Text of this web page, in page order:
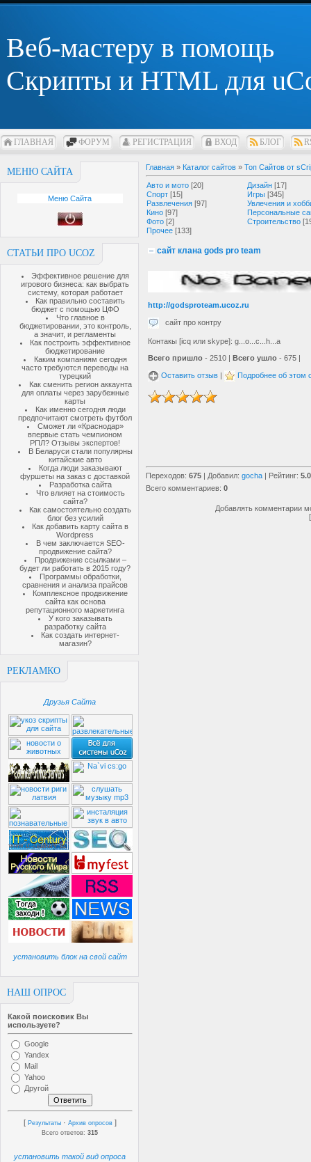
Веб-мастеру в помощь
Скрипты и HTML для
ГЛАВНАЯ ФОРУМ РЕГИСТРАЦИЯ ВХОД БЛОГ
МЕНЮ САЙТА
Меню Сайта
СТАТЬИ ПРО UCOZ
Эффективное решение для
игрового бизнеса: как выбрать
систему, которая работает
Как правильно составить
бюджет с помощью ЦФО
Что главное в
бюджетировании, это контроль,
а значит, и регламенты
Как построить эффективное
бюджетирование
Каким компаниям сегодня
часто требуются переводы на
турецкий
Как сменить регион аккаунта
для оплаты через зарубежные
карты
Как именно сегодня люди
предпочитают смотреть футбол
Сможет ли «Краснодар»
впервые стать чемпионом
РПЛ? Отзывы экспертов!
В Беларуси стали популярны
китайские авто
Когда люди заказывают
фуршеты на заказ с доставкой
Разработка сайта
Что влияет на стоимость
сайта?
Как самостоятельно создать
блог без усилий
Как добавить карту сайта в
Wordpress
В чем заключается SEO-
продвижение сайта?
Продвижение ссылками –
будет ли работать в 2015 году?
Программы обработки,
сравнения и анализа прайсов
Комплексное продвижение
сайта как основа
репутационного маркетинга
У кого заказывать
разработку сайта
Как создать интернет-
магазин?
РЕКЛАМКО
Друзья Сайта
установить блок на свой сайт
НАШ ОПРОС
Какой поисковик Вы
используете?
Google
Yandex
Mail
Yahoo
Другой
[ Результаты · Архив опросов ]
Всего ответов:315
установить такой вид опроса
Главная » Каталог сайтов » Топ Сайтов от
Авто и мото [20] Дизайн [17]
Спорт [15] Игры [345]
Развлечения [97]
Увлечения и
Кино [97]
Персональные
Фото [2] Строительство
Прочее [133]
сайт клана gods pro team
http://godsproteam.ucoz.ru
сайт про контру
Контакы [icq или skype]: g...o...c...h...a
Всего пришло - 2510 | Всего ушло - 675 |
Оставить отзыв | Подробнее об этом
Переходов: 675 | Добавил: gocha | Рейтинг: 5.0
Всего комментариев: 0
Добавлять комментарии